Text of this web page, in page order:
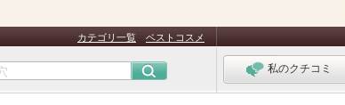
カテゴリ一覧 ベストコスメ
私のクチコミ